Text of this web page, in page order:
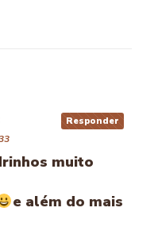
muito
e além do mais
Responder